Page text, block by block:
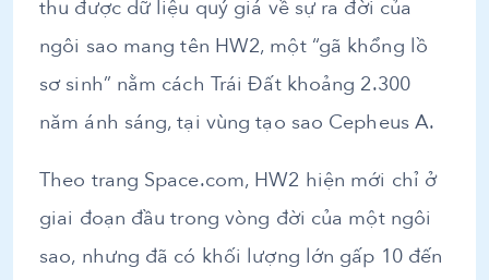
thu được dữ liệu quý giá về sự ra đời của
ngôi sao mang tên HW2, một “gã khổng lồ
sơ sinh” nằm cách Trái Đất khoảng 2.300
năm ánh sáng, tại vùng tạo sao Cepheus A.
Theo trang Space.com, HW2 hiện mới chỉ ở
giai đoạn đầu trong vòng đời của một ngôi
sao, nhưng đã có khối lượng lớn gấp 10 đến